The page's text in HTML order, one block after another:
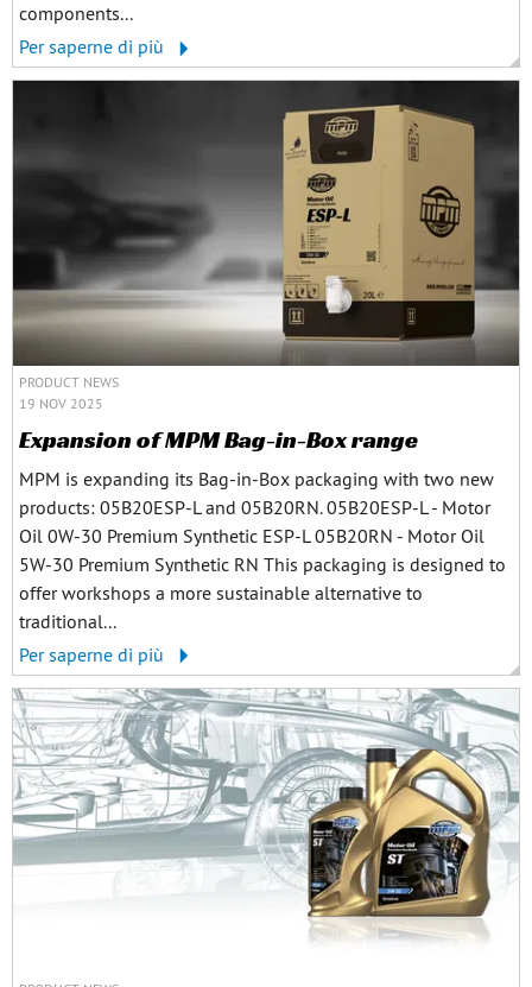
components...
Per saperne di più
PRODUCT NEWS
19 NOV 2025
Expansion of MPM Bag-in-Box range
MPM is expanding its Bag-in-Box packaging with two new
products: 05B20ESP-L and 05B20RN. 05B20ESP-L - Motor
Oil 0W-30 Premium Synthetic ESP-L 05B20RN - Motor Oil
5W-30 Premium Synthetic RN This packaging is designed to
offer workshops a more sustainable alternative to
traditional...
Per saperne di più